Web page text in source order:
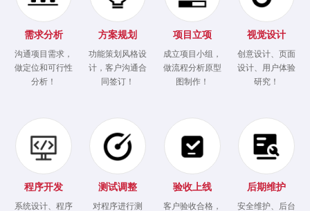
需求分析
沟通项目需求，
做定位和可行性
分析！
方案规划
功能策划风格设
计，客户沟通合
同签订！
项目立项
成立项目小组，
做流程分析原型
图制作！
视觉设计
创意设计、页面
设计、用户体验
研究！
程序开发
系统设计、程序
测试调整
对程序进行测
验收上线
客户验收合格，
后期维护
安全维护、后台